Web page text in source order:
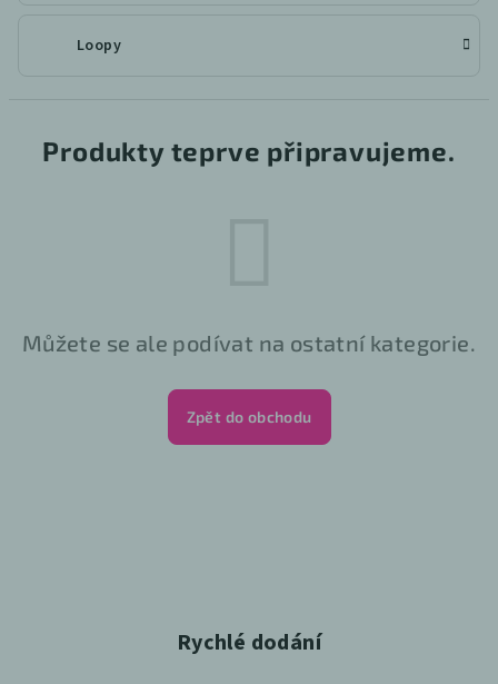
Loopy
Produkty teprve připravujeme.
Můžete se ale podívat na ostatní kategorie.
Zpět do obchodu
Rychlé dodání